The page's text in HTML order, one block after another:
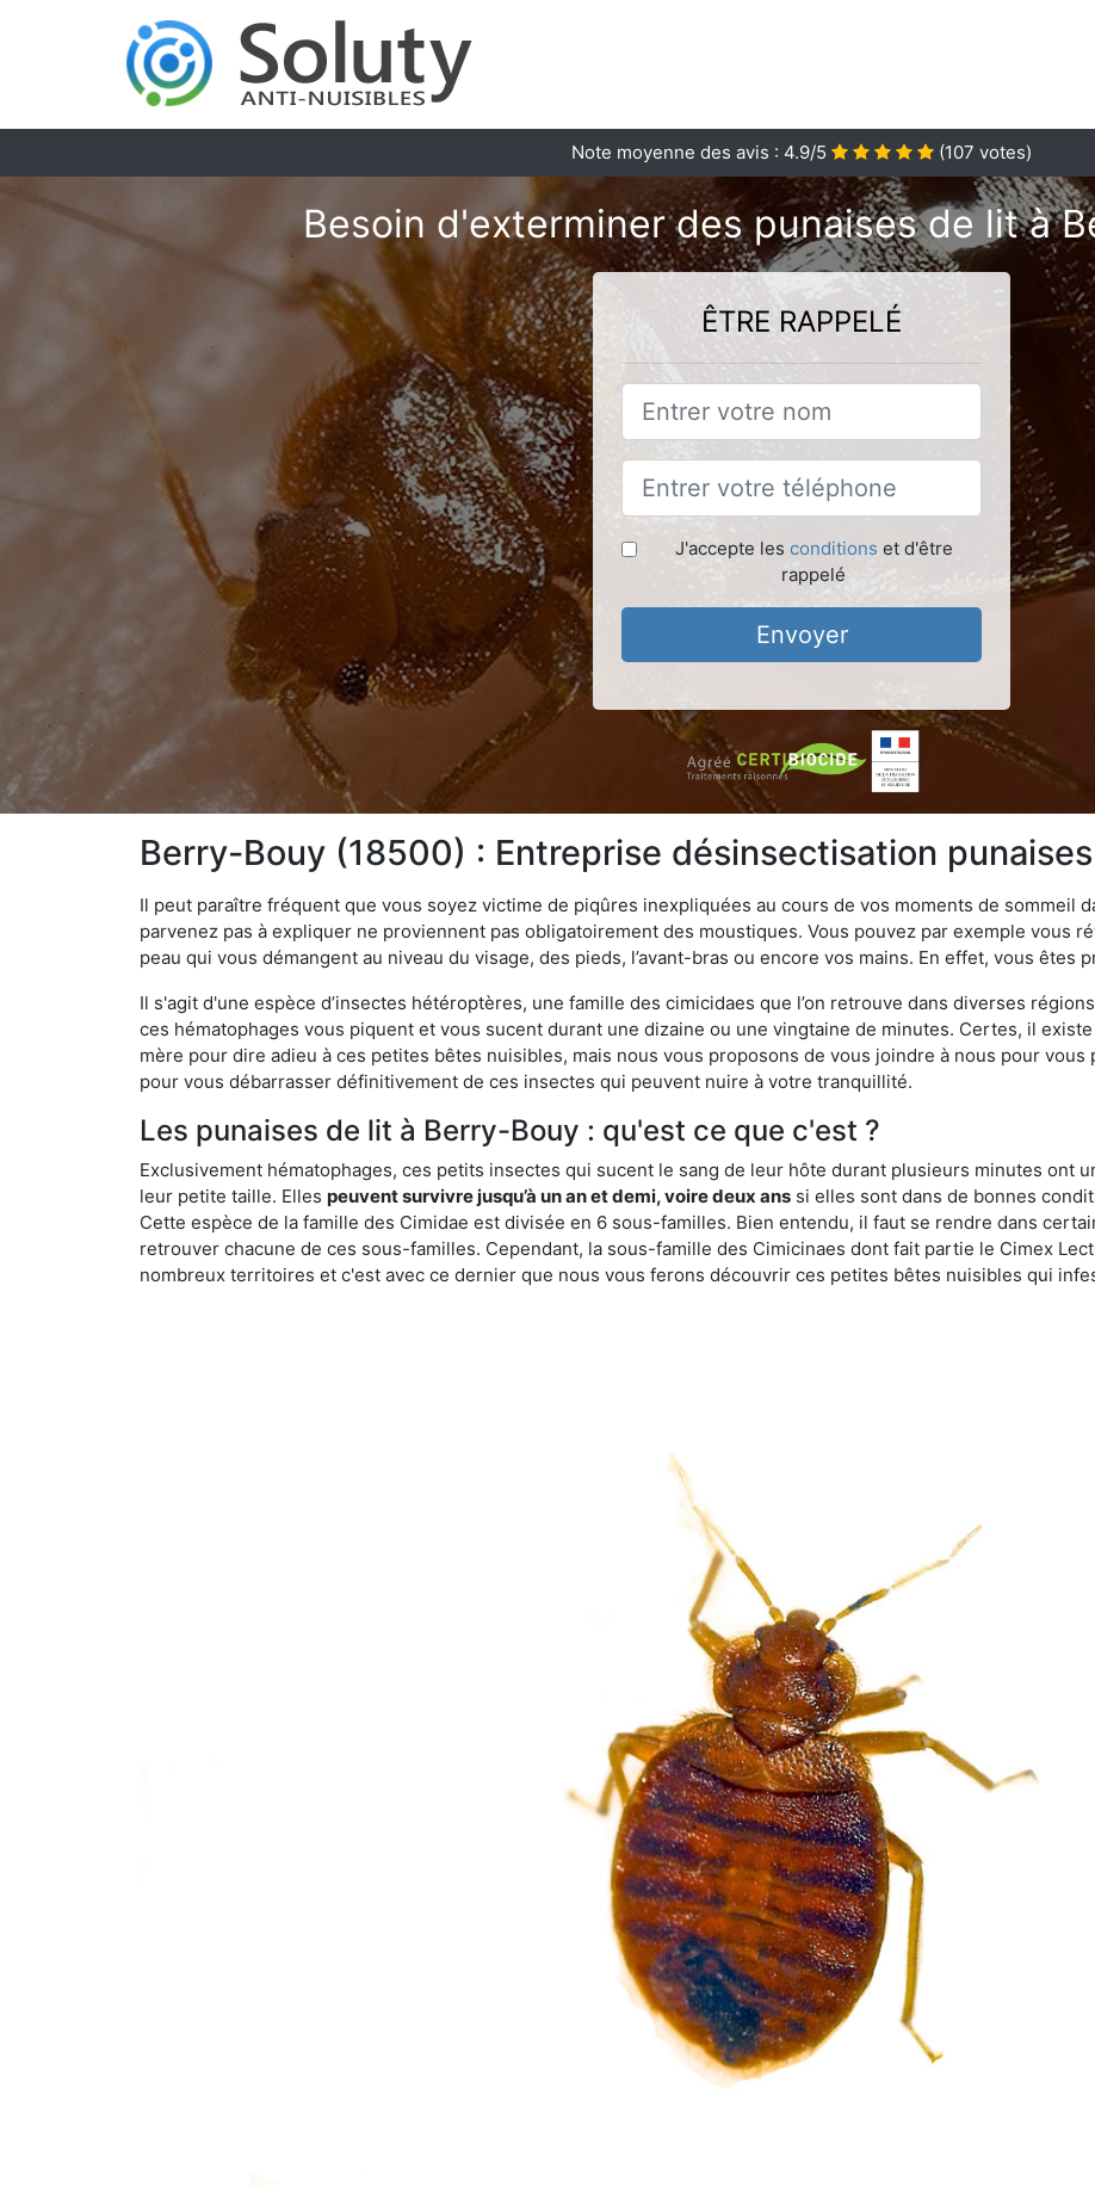
Note moyenne des avis : 4.9/5 (107 votes)
Besoin d'exterminer des punaises de lit à
ÊTRE RAPPELÉ
J'accepte les conditions et d'être
rappelé
Envoyer
Berry-Bouy (18500) : Entreprise désinsectisation
Il peut paraître fréquent que vous soyez victime de piqûres inexpliquées au cours de vos moments de sommeil
parvenez pas à expliquer ne proviennent pas obligatoirement des moustiques. Vous pouvez par exemple vous
peau qui vous démangent au niveau du visage, des pieds, l’avant-bras ou encore vos mains. En effet, vous êtes
Il s'agit d'une espèce d’insectes hétéroptères, une famille des cimicidaes que l’on retrouve dans diverses
ces hématophages vous piquent et vous sucent durant une dizaine ou une vingtaine de minutes. Certes, il
mère pour dire adieu à ces petites bêtes nuisibles, mais nous vous proposons de vous joindre à nous pour
pour vous débarrasser définitivement de ces insectes qui peuvent nuire à votre tranquillité.
Les punaises de lit à Berry-Bouy : qu'est ce que c'est ?
Exclusivement hématophages, ces petits insectes qui sucent le sang de leur hôte durant plusieurs minutes ont
leur petite taille. Elles peuvent survivre jusqu’à un an et demi, voire deux ans si elles sont dans de bonnes
Cette espèce de la famille des Cimidae est divisée en 6 sous-familles. Bien entendu, il faut se rendre dans
retrouver chacune de ces sous-familles. Cependant, la sous-famille des Cimicinaes dont fait partie le Cimex
nombreux territoires et c'est avec ce dernier que nous vous ferons découvrir ces petites bêtes nuisibles qui